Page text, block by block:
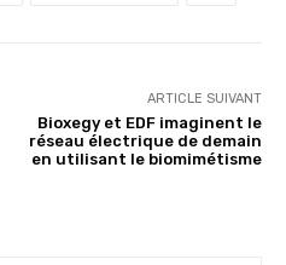
ARTICLE SUIVANT
Bioxegy et EDF imaginent le
réseau électrique de demain
en utilisant le biomimétisme